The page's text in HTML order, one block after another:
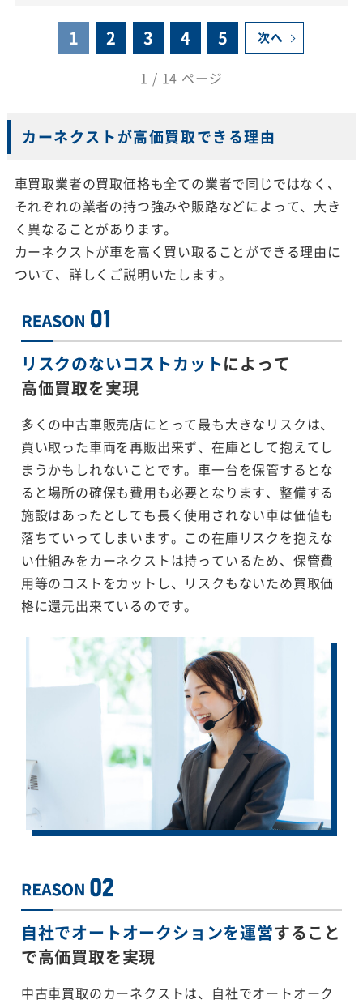
1 2 3 4 5 次へ
1 / 14 ページ
カーネクストが高価買取できる理由
車買取業者の買取価格も全ての業者で同じではなく、
それぞれの業者の持つ強みや販路などによって、大き
く異なることがあります。
カーネクストが車を高く買い取ることができる理由に
ついて、詳しくご説明いたします。
リスクのないコストカットによって
高価買取を実現
多くの中古車販売店にとって最も大きなリスクは、
買い取った車両を再販出来ず、在庫として抱えてし
まうかもしれないことです。車一台を保管するとな
ると場所の確保も費用も必要となります、整備する
施設はあったとしても長く使用されない車は価値も
落ちていってしまいます。この在庫リスクを抱えな
い仕組みをカーネクストは持っているため、保管費
用等のコストをカットし、リスクもないため買取価
格に還元出来ているのです。
自社でオートオークションを運営すること
で高価買取を実現
中古車買取のカーネクストは、自社でオートオーク